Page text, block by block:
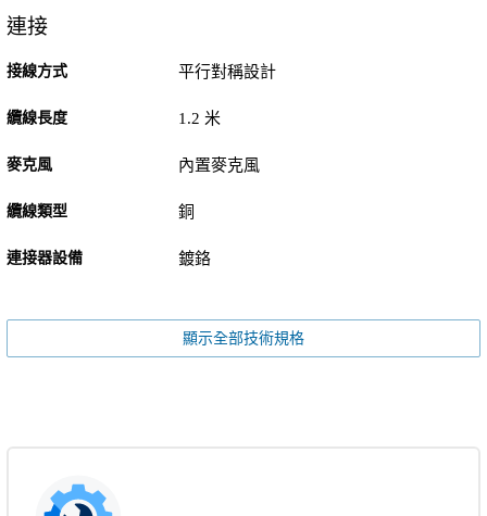
連接
接線方式 平行對稱設計
纜線長度 1.2 米
麥克風 內置麥克風
纜線類型 銅
連接器設備 鍍鉻
顯示全部技術規格